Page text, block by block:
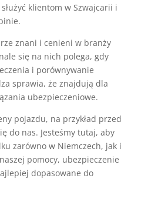
klientom w Szwajcarii i
znani i cenieni w branży
się na nich polega, gdy
i porównywanie
sprawia, że znajdują dla
ubezpieczeniowe.
pojazdu, na przykład przed
do nas. Jesteśmy tutaj, aby
zarówno w Niemczech, jak i
pomocy, ubezpieczenie
dopasowane do